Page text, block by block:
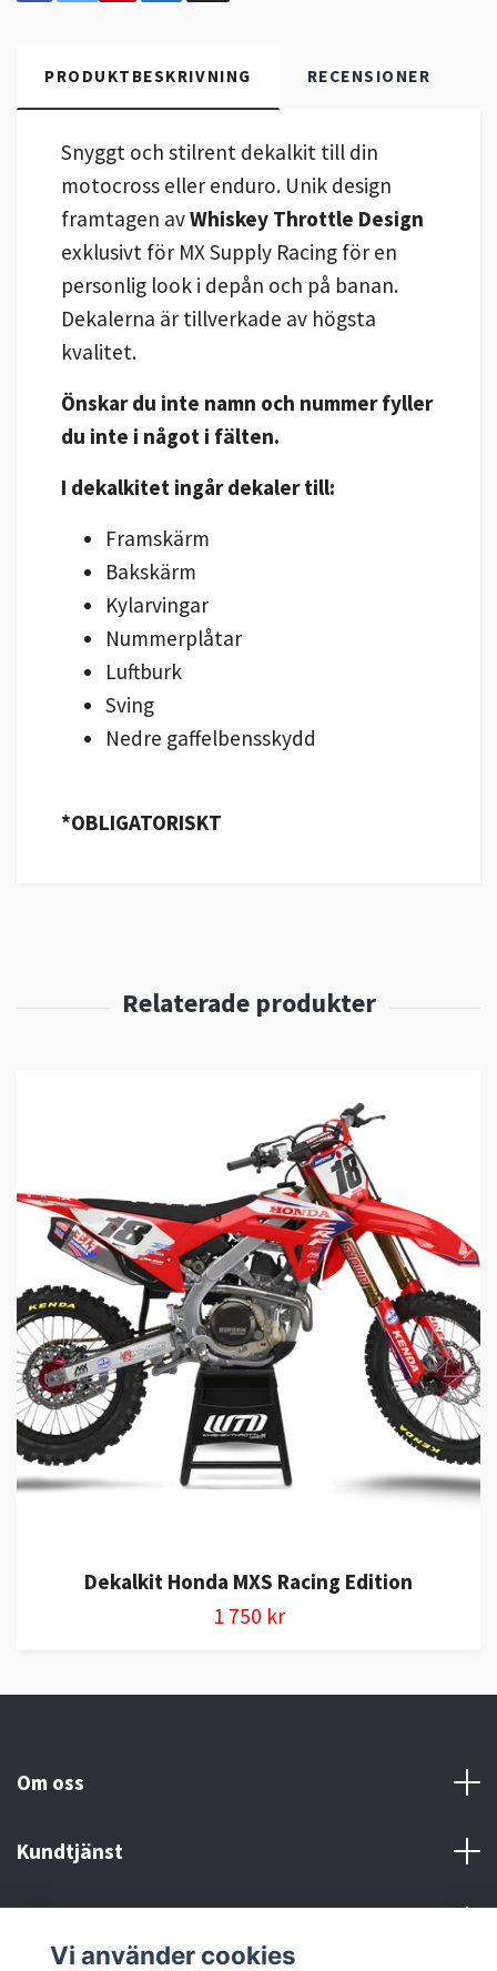
PRODUKTBESKRIVNING RECENSIONER
Snyggt och stilrent dekalkit till din
motocross eller enduro. Unik design
framtagen avWhiskey Throttle Design
exklusivt för MX Supply Racing för en
personlig look i depån och på banan.
Dekalerna är tillverkade av högsta
kvalitet.
Önskar du inte namn och nummer fyller
du inte i något i fälten.
I dekalkitet ingår dekaler till:
Framskärm
Bakskärm
Kylarvingar
Nummerplåtar
Luftburk
Sving
Nedre gaffelbensskydd
*OBLIGATORISKT
Dekalkit Honda MXS Racing Edition
1 750 kr
Om oss
Kundtjänst
Vi använder cookies